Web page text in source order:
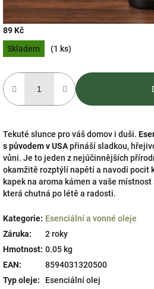
89 Kč
Měrná
cena:
Skladem (1 ks)
Tekuté slunce pro váš domov i duši.
s původem v USApřináší sladkou,
vůni. Je to jeden z nejúčinnějších
okamžitě rozptýlí napětí a navodí pocit
kapek na aroma kámen a vaše
která chutná po létě a radosti.
Kategorie: Esenciální a vonné oleje
Záruka:
2 roky
Hmotnost: 0.05 kg
EAN:
8594031320500
Typ oleje: Esenciální olej